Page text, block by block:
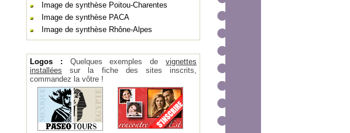
Image de synthèse Poitou-Charentes
Image de synthèse PACA
Image de synthèse Rhône-Alpes
Logos : Quelques exemples devignettes
installées sur la fiche des sites inscrits,
commandez la vôtre !